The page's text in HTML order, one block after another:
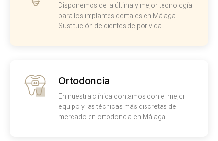
Disponemos de la última y mejor tecnología
para los implantes dentales en Málaga.
Sustitución de dientes de por vida.
Ortodoncia
En nuestra clínica contamos con el mejor
equipo y las técnicas más discretas del
mercado en ortodoncia en Málaga.